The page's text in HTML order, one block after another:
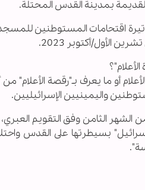
بمدينة القدس المحتلة.
اقتحامات المستوطنين
الأول/أكتوبر 2023.
أو ما يعرف بـ"رقصة
واليمينيين الإسرائيليين.
في 28 من الشهر الثامن وفق التقويم